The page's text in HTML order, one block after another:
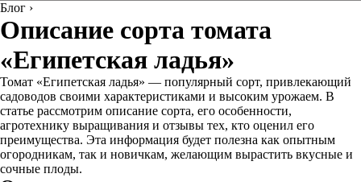
Блог ›
Описание сорта томата
«Египетская ладья»
Томат «Египетская ладья» — популярный сорт, привлекающий
садоводов своими характеристиками и высоким урожаем. В
статье рассмотрим описание сорта, его особенности,
агротехнику выращивания и отзывы тех, кто оценил его
преимущества. Эта информация будет полезна как опытным
огородникам, так и новичкам, желающим вырастить вкусные и
сочные плоды.